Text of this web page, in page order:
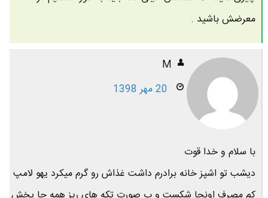
معرضش باشید .
M
20 مهر 1398
با سلام و خدا قوت
دیشب تو اشپز خانه برادرم داشت غذاش رو گرم میکرد یهو لامپ